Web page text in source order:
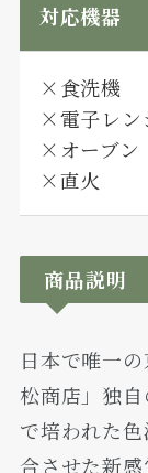
対応機器
×食洗機
×電子レン
×オーブン
×直火
商品説明
日本で唯一
松商店」独
で培われた
合させた新